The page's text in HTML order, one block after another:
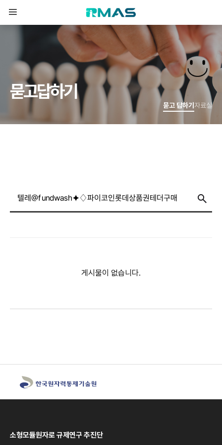
묻고답하기
묻고 답하기 자료실
게시물이 없습니다.
소형모듈원자로 규제연구 추진단